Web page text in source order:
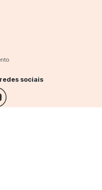
sociais